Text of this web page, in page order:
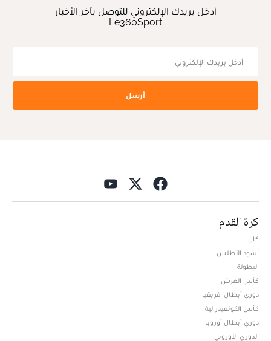
أدخل بريدك الإلكتروني للتوصل بآخر الأخبار
Le360Sport
أرسل
كرة القدم
كان
أسود الأطلس
البطولة
كأس العرش
دوري أبطال افريقيا
كأس الكونفيدرالية
دوري أبطال أوروبا
الدوري الأوروبي